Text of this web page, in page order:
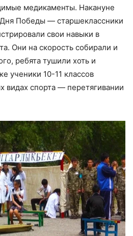
медикаменты. Накануне
Победы — старшеклассники
свои навыки в
Они на скорость собирали и
ребята тушили хоть и
ученики 10-11 классов
видах спорта — перетягивании